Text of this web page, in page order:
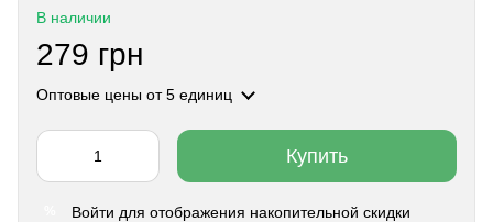
В наличии
279 грн
Оптовые цены от 5 единиц
Купить
Войти для отображения накопительной скидки